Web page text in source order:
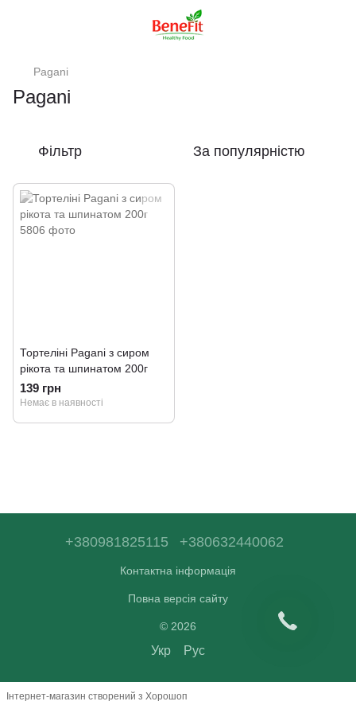
Pagani
Pagani
Фільтр За популярністю
Тортеліні Pagani з сиром
рікота та шпинатом 200г
139 грн
Немає в наявності
+380981825115 +380632440062
Контактна інформація
Повна версія сайту
© 2026
Укр Рус
Інтернет-магазин створений з Хорошоп